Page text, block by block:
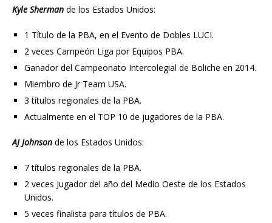
Kyle Sherman de los Estados Unidos:
1 Título de la PBA, en el Evento de Dobles LUCI.
2 veces Campeón Liga por Equipos PBA.
Ganador del Campeonato Intercolegial de Boliche en 2014.
Miembro de Jr Team USA.
3 títulos regionales de la PBA.
Actualmente en el TOP 10 de jugadores de la PBA.
AJ Johnson de los Estados Unidos:
7 títulos regionales de la PBA.
2 veces Jugador del año del Medio Oeste de los Estados
Unidos.
5 veces finalista para títulos de PBA.